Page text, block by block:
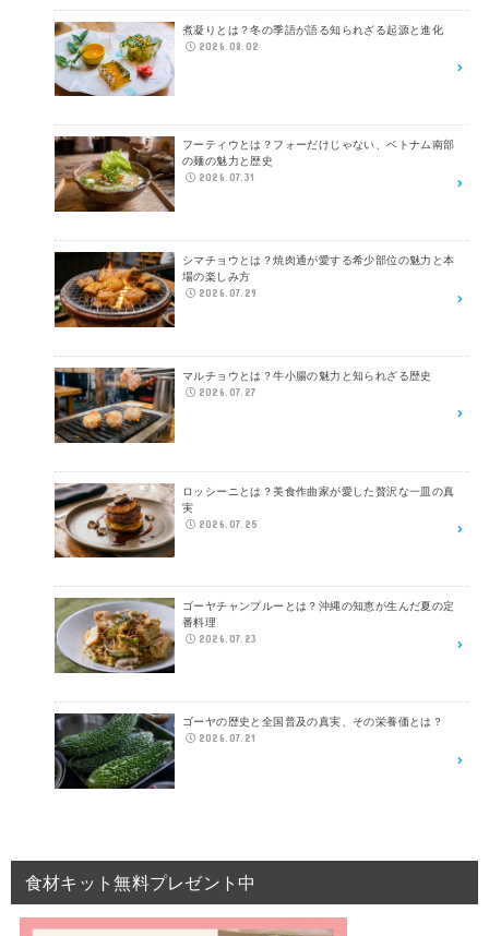
煮凝りとは？冬の季語が語る知られざる起源と進化
2026.08.02
フーティウとは？フォーだけじゃない、ベトナム南部
の麺の魅力と歴史
2026.07.31
シマチョウとは？焼肉通が愛する希少部位の魅力と本
場の楽しみ方
2026.07.29
マルチョウとは？牛小腸の魅力と知られざる歴史
2026.07.27
ロッシーニとは？美食作曲家が愛した贅沢な一皿の真
実
2026.07.25
ゴーヤチャンプルーとは？沖縄の知恵が生んだ夏の定
番料理
2026.07.23
ゴーヤの歴史と全国普及の真実、その栄養価とは？
2026.07.21
食材キット無料プレゼント中